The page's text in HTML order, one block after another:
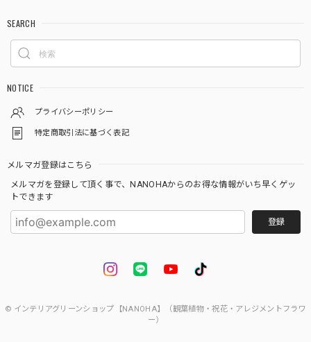
SEARCH
NOTICE
プライバシーポリシー
特定商取引法に基づく表記
メルマガ登録はこちら
メルマガを登録して頂く事で、NANOHAからのお得な情報がいち早くゲッ
トできます
登録
© インテリアグリーンショップ【NANOHA】（観葉植物・祝花・アレジメントフラワ
ー）